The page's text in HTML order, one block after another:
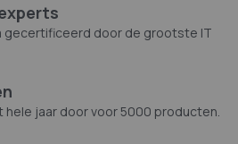
gecertificeerd door de grootste IT
hele jaar door voor 5000 producten.